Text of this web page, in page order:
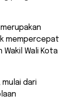
mempercepat
Wali Kota
dari